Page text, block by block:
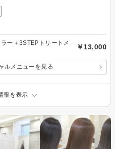
ー＋3STEPトリートメ
￥13,000
ルメニューを見る
報を表示